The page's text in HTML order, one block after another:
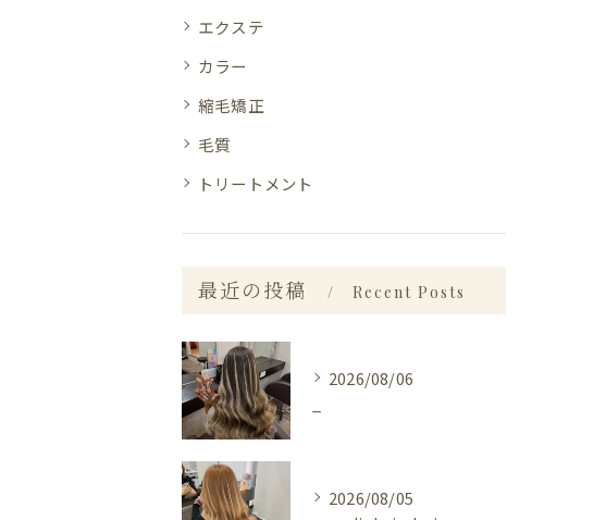
エクステ
カラー
縮毛矯正
毛質
トリートメント
最近の投稿 Recent Posts
2026/08/06
2026/08/05